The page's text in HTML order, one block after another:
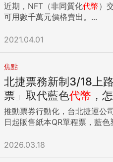
近期，NFT（非同質化代幣）
可用數千萬元價格賣出。...
2021.04.01
焦點
北捷票務新制3/18上
票」取代藍色代幣 ，
推動票券行動化，台北捷運公
日起販售紙本QR單程票，藍色
2026.03.18